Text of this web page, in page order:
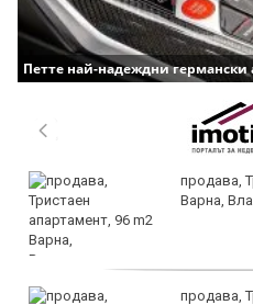
Петте най-надеждни германски
продава,
Варна,
продава,